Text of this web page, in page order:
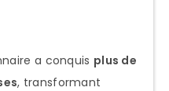
a conquis plus de
, transformant